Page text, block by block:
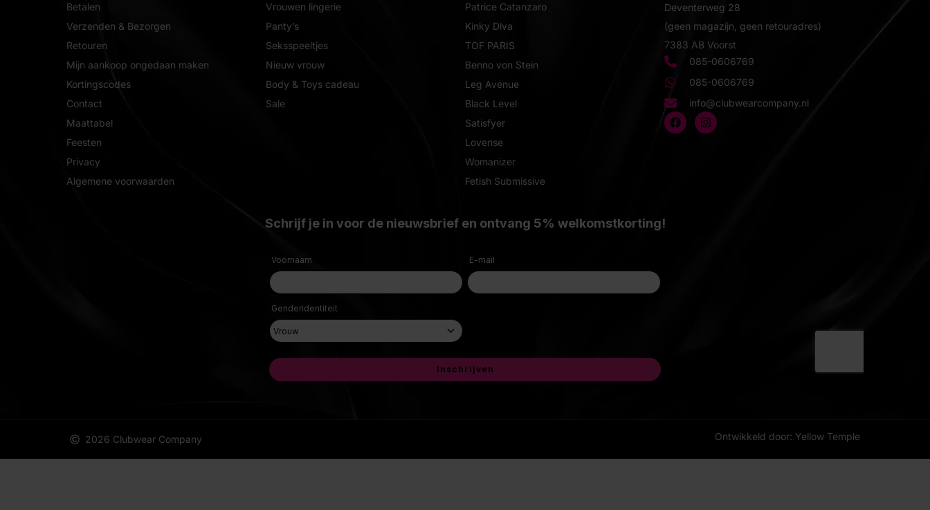
Betalen
Verzenden & Bezorgen
Retouren
Mijn aankoop ongedaan maken
Kortingscodes
Contact
Maattabel
Feesten
Privacy
Algemene voorwaarden
Vrouwen lingerie
Panty’s
Seksspeeltjes
Nieuw vrouw
Body & Toys cadeau
Sale
Patrice Catanzaro
Kinky Diva
TOF PARIS
Benno von Stein
Leg Avenue
Black Level
Satisfyer
Lovense
Womanizer
Fetish Submissive
Deventerweg 28
(geen magazijn, geen retouradres)
7383 AB Voorst
085-0606769
085-0606769
info@clubwearcompany.nl
2026 Clubwear Company Ontwikkeld door: Yellow Temple